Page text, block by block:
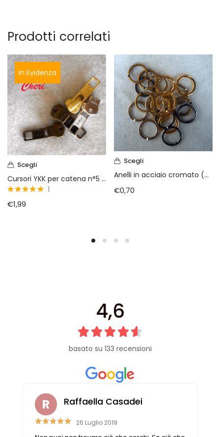
Prodotti correlati
In Evidenza
Scegli
Cursori YKK per catena n°5 metallo
1
€1,99
Scegli
Anelli in acciaio cromato (art. min1001)
€0,70
4,6
basato su 133 recensioni
Raffaella Casadei
26 Luglio 2019